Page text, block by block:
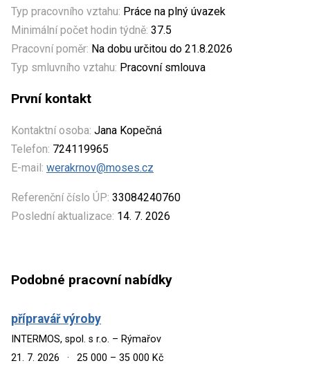
Typ pracovního vztahu: Práce na plný úvazek
Minimální počet hodin týdně: 37.5
Pracovní poměr: Na dobu určitou do 21.8.2026
Typ smluvního vztahu: Pracovní smlouva
První kontakt
Kontaktní osoba: Jana Kopečná
Telefon: 724119965
E-mail: werakrnov@moses.cz
Referenční číslo ÚP: 33084240760
Poslední aktualizace: 14. 7. 2026
Podobné pracovní nabídky
přípravář výroby
INTERMOS, spol. s r.o. – Rýmařov
21. 7. 2026
· 25 000 – 35 000 Kč